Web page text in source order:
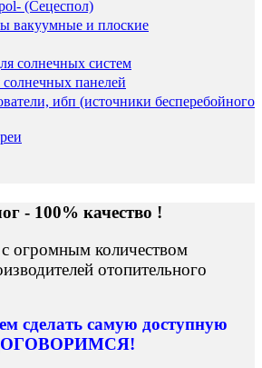
(Сецеспол)
вакуумные и плоские
солнечных систем
панелей
ибп (источники бесперебойного
- 100% качество !
огромным количеством
отопительного
сделать самую доступную
ДОГОВОРИМСЯ!